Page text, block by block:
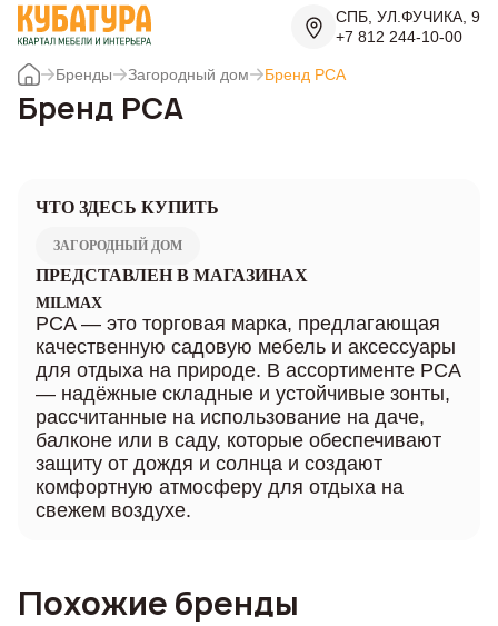
СПБ, УЛ.ФУЧИКА, 9
+7 812 244-10-00
Бренды Загородный дом Бренд PCA
Бренд PCA
ЧТО ЗДЕСЬ КУПИТЬ
ЗАГОРОДНЫЙ ДОМ
ПРЕДСТАВЛЕН В МАГАЗИНАХ
MILMAX
PCA — это торговая марка, предлагающая
качественную садовую мебель и аксессуары
для отдыха на природе. В ассортименте PCA
— надёжные складные и устойчивые зонты,
рассчитанные на использование на даче,
балконе или в саду, которые обеспечивают
защиту от дождя и солнца и создают
комфортную атмосферу для отдыха на
свежем воздухе.
Похожие бренды